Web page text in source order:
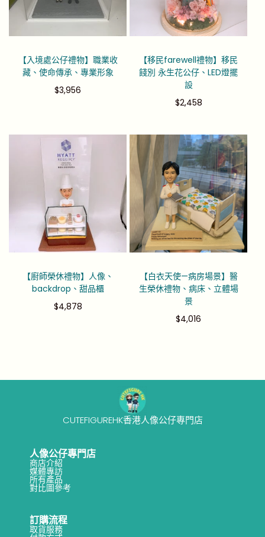
【入境處公仔禮物】職業收
藏、使命傳承、專業形象
$3,956
【移民farewell禮物】移民
餞別 永生花公仔、LED燈擺
設
$2,458
【廚師榮休禮物】人像、
backdrop、甜品櫃
$4,878
【白衣天使—病房場景】醫
生榮休禮物、病床、立體場
景
$4,016
CUTEFIGUREHK香港人像公仔專門店
人像公仔專門店
商店介紹
媒體專訪
所有產品
對比圖參考
訂購流程
取貨服務